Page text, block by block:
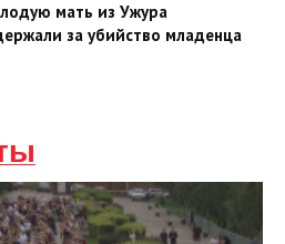
мать из Ужура
за убийство младенца